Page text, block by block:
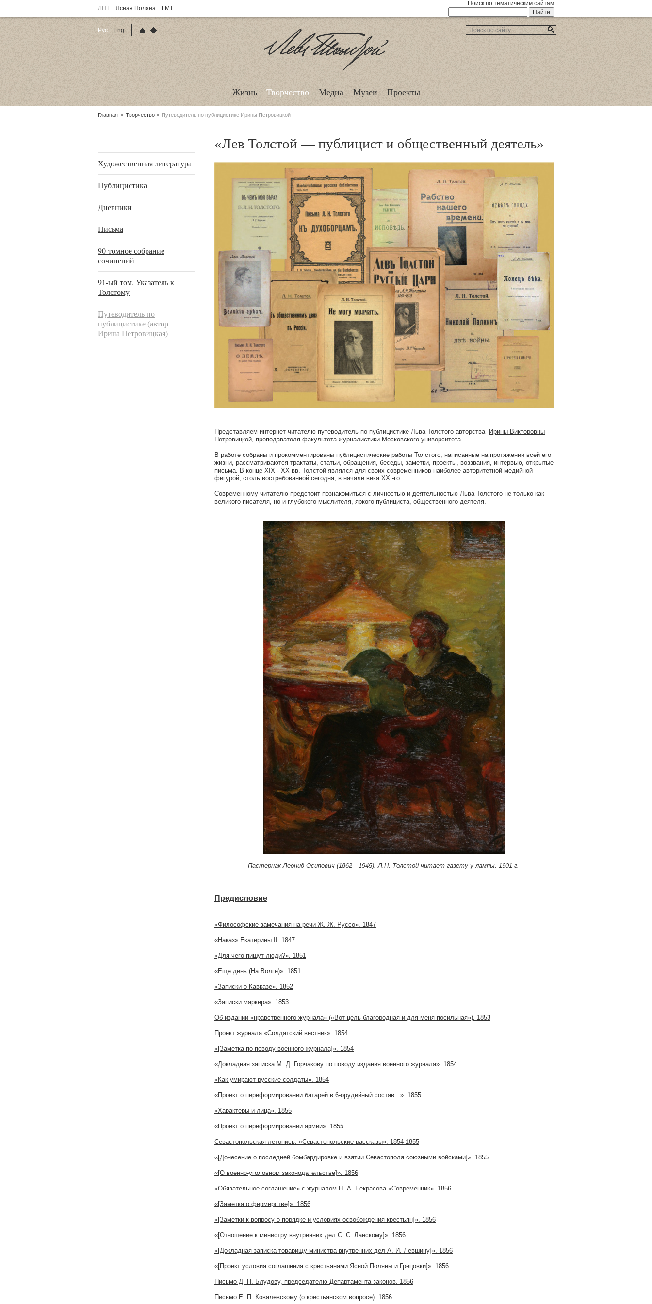
ЛНТ Ясная Поляна ГМТ
Поиск по тематическим сайтам
Лев Толстой
Жизнь Творчество Медиа Музеи Проекты
Родительские
Главная Творчество Путеводитель по публицистике Ирины Петровицкой
Художественная литература
Публицистика
Дневники
Письма
90-томное собрание
сочинений
91-ый том. Указатель к
Толстому
Путеводитель по
публицистике (автор —
Ирина Петровицкая)
«Лев Толстой — публицист и общественный деятель»
Представляем интернет-читателю путеводитель по публицистике Льва Толстого авторства Ирины Викторовны
Петровицкой, преподавателя факультета журналистики Московского университета.
В работе собраны и прокомментированы публицистические работы Толстого, написанные на протяжении всей его
жизни, рассматриваются трактаты, статьи, обращения, беседы, заметки, проекты, воззвания, интервью, открытые
письма. В конце XIX - XX вв. Толстой являлся для своих современников наиболее авторитетной медийной
фигурой, столь востребованной сегодня, в начале века XXI-го.
Современному читателю предстоит познакомиться с личностью и деятельностью Льва Толстого не только как
великого писателя, но и глубокого мыслителя, яркого публициста, общественного деятеля.
Пастернак Леонид Осипович (1862—1945). Л.Н. Толстой читает газету у лампы. 1901 г.
Предисловие
«Философские замечания на речи Ж.-Ж. Руссо». 1847
«Наказ» Екатерины II. 1847
«Для чего пишут люди?». 1851
«Еще день (На Волге)». 1851
«Записки о Кавказе». 1852
«Записки маркера». 1853
Об издании «нравственного журнала» («Вот цель благородная и для меня посильная»). 1853
Проект журнала «Солдатский вестник». 1854
«[Заметка по поводу военного журнала]». 1854
«Докладная записка М. Д. Горчакову по поводу издания военного журнала». 1854
«Как умирают русские солдаты». 1854
«Проект о переформировании батарей в 6-орудийный состав...». 1855
«Характеры и лица». 1855
«Проект о переформировании армии». 1855
Севастопольская летопись: «Севастопольские рассказы». 1854-1855
«[Донесение о последней бомбардировке и взятии Севастополя союзными войсками]». 1855
«[О военно-уголовном законодательстве]». 1856
«Обязательное соглашение» с журналом Н. А. Некрасова «Современник». 1856
«[Заметка о фермерстве]». 1856
«[Заметки к вопросу о порядке и условиях освобождения крестьян]». 1856
«[Отношение к министру внутренних дел С. С. Ланскому]». 1856
«[Докладная записка товарищу министра внутренних дел А. И. Левшину]». 1856
«[Проект условия соглашения с крестьянами Ясной Поляны и Грецовки]». 1856
Письмо Д. Н. Блудову, председателю Департамента законов. 1856
Письмо Е. П. Ковалевскому (о крестьянском вопросе). 1856
Рус
Eng